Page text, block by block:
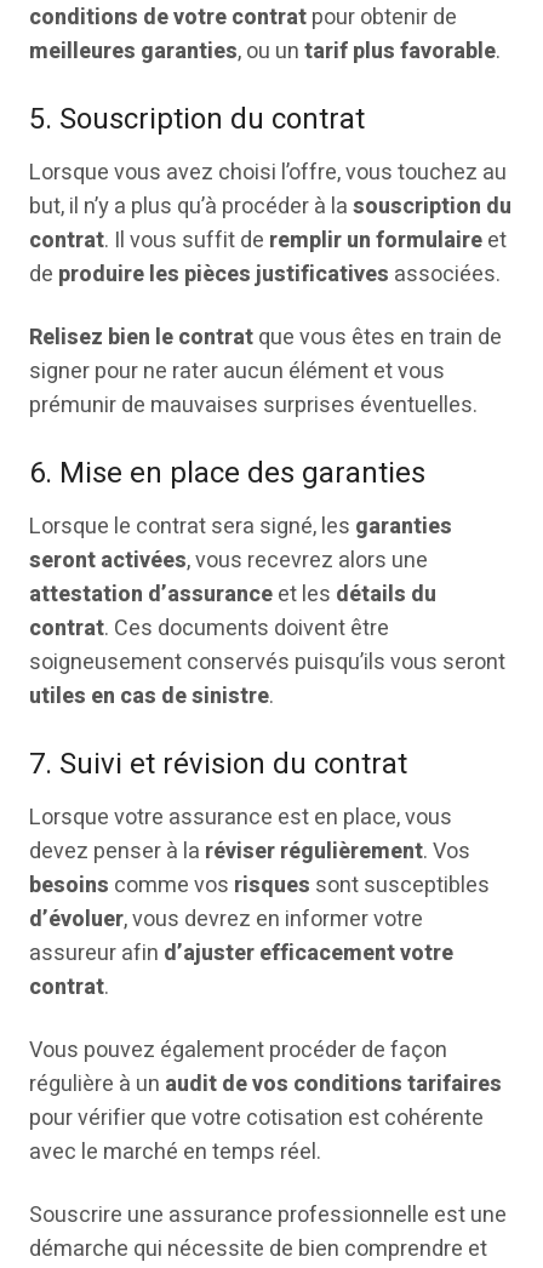
conditions de votre contratpour obtenir de
meilleures garanties, ou untarif plus favorable.
5. Souscription du contrat
Lorsque vous avez choisi l’offre, vous touchez au
but, il n’y a plus qu’à procéder à lasouscription du
contrat. Il vous suffit de remplir unformulaireet
de produire les pièces justificatives associées.
Relisez bien le contratque vous êtes en train de
signer pour ne rater aucun élément et vous
prémunir de mauvaises surprises éventuelles.
6. Mise en place des garanties
Lorsque le contrat sera signé, les garanties
seront activées, vous recevrez alors une
attestation d’assuranceet les détails du
contrat. Ces documents doivent être
soigneusement conservés puisqu’ils vous seront
utiles en cas de sinistre.
7. Suivi et révision du contrat
Lorsque votre assurance est en place, vous
devez penser à la réviser régulièrement. Vos
besoins comme vos risques sont susceptibles
d’évoluer, vous devrez en informer votre
assureur afin d’ajuster efficacement votre
contrat.
Vous pouvez également procéder de façon
régulière à un audit de vos conditions tarifaires
pour vérifier que votre cotisation est cohérente
avec le marché en temps réel.
Souscrire une assurance professionnelle est une
démarche qui nécessite de bien comprendre et